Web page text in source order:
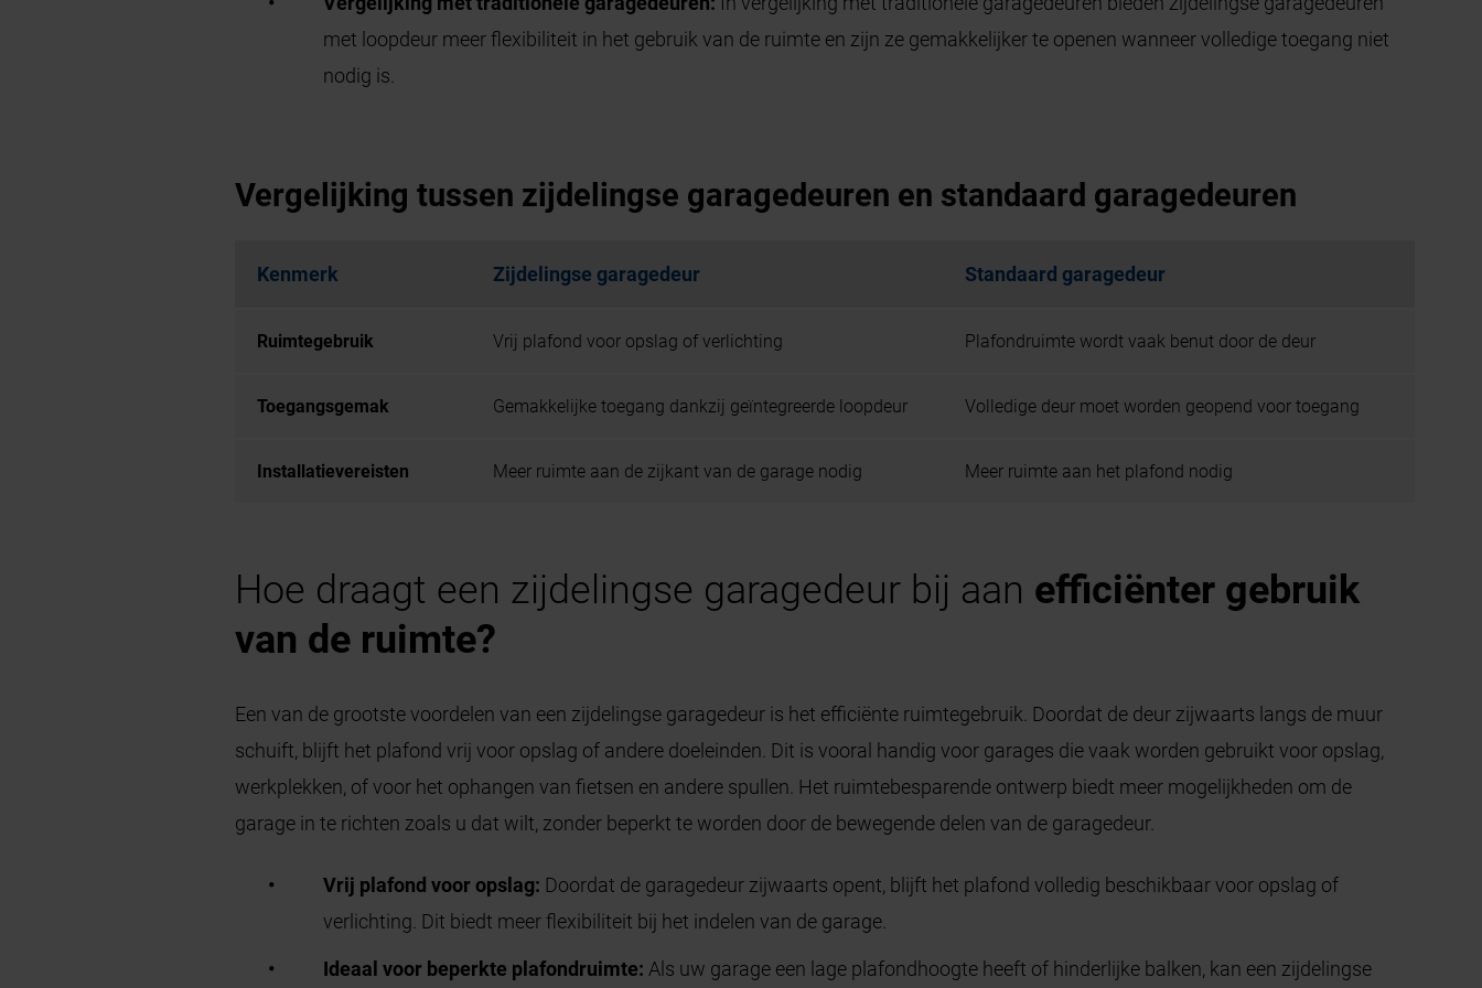
met loopdeur meer flexibiliteit in het gebruik van de ruimte en zijn ze gemakkelijker te openen wanneer volledige toegang niet
nodig is.
Vergelijking tussen zijdelingse garagedeuren en standaard garagedeuren
Kenmerk Zijdelingse garagedeur Standaard garagedeur
Ruimtegebruik Vrij plafond voor opslag of verlichting Plafondruimte wordt vaak benut door de deur
Toegangsgemak Gemakkelijke toegang dankzij geïntegreerde loopdeur Volledige deur moet worden geopend voor toegang
Installatievereisten Meer ruimte aan de zijkant van de garage nodig Meer ruimte aan het plafond nodig
Hoe draagt een zijdelingse garagedeur bij aan efficiënter gebruik
van de ruimte?
Een van de grootste voordelen van een zijdelingse garagedeur is het efficiënte ruimtegebruik. Doordat de deur zijwaarts langs de muur
schuift, blijft het plafond vrij voor opslag of andere doeleinden. Dit is vooral handig voor garages die vaak worden gebruikt voor opslag,
werkplekken, of voor het ophangen van fietsen en andere spullen. Het ruimtebesparende ontwerp biedt meer mogelijkheden om de
garage in te richten zoals u dat wilt, zonder beperkt te worden door de bewegende delen van de garagedeur.
Vrij plafond voor opslag: Doordat de garagedeur zijwaarts opent, blijft het plafond volledig beschikbaar voor opslag of
verlichting. Dit biedt meer flexibiliteit bij het indelen van de garage.
Ideaal voor beperkte plafondruimte: Als uw garage een lage plafondhoogte heeft of hinderlijke balken, kan een zijdelingse